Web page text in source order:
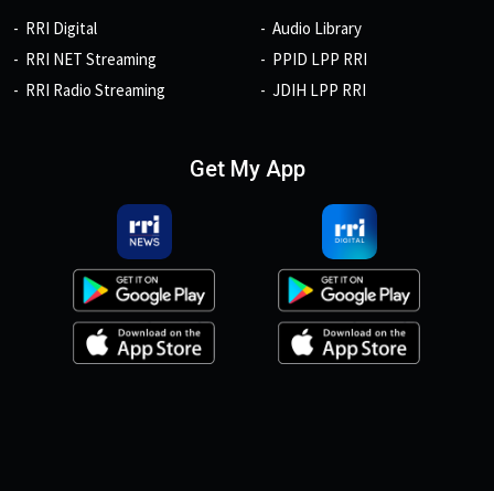
RRI Digital
RRI NET Streaming
RRI Radio Streaming
Audio Library
PPID LPP RRI
JDIH LPP RRI
Get My App